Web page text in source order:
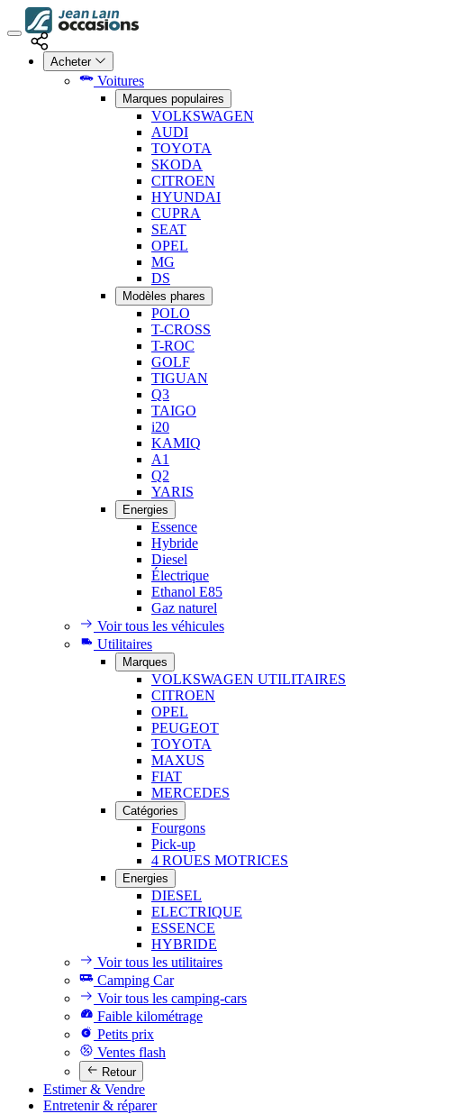
Acheter
Voitures
Marques populaires
VOLKSWAGEN
AUDI
TOYOTA
SKODA
CITROEN
HYUNDAI
CUPRA
SEAT
OPEL
MG
DS
Modèles phares
POLO
T-CROSS
T-ROC
GOLF
TIGUAN
Q3
TAIGO
i20
KAMIQ
A1
Q2
YARIS
Energies
Essence
Hybride
Diesel
Électrique
Ethanol E85
Gaz naturel
Voir tous les véhicules
Utilitaires
Marques
VOLKSWAGEN UTILITAIRES
CITROEN
OPEL
PEUGEOT
TOYOTA
MAXUS
FIAT
MERCEDES
Catégories
Fourgons
Pick-up
4 ROUES MOTRICES
Energies
DIESEL
ELECTRIQUE
ESSENCE
HYBRIDE
Voir tous les utilitaires
Camping Car
Voir tous les camping-cars
Faible kilométrage
Petits prix
Ventes flash
Retour
Estimer & Vendre
Entretenir & réparer